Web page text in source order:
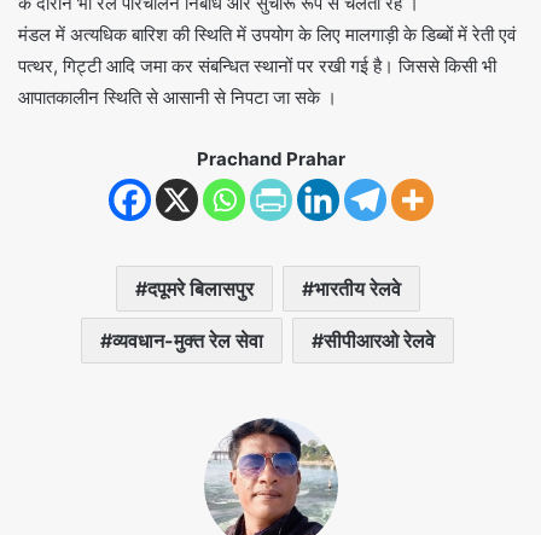
मंडल में अत्यधिक बारिश की स्थिति में उपयोग के लिए मालगाड़ी के डिब्बों में रेती एवं
पत्थर, गिट्टी आदि जमा कर संबन्धित स्थानों पर रखी गई है। जिससे किसी भी
आपातकालीन स्थिति से आसानी से निपटा जा सके ।
Prachand Prahar
दपूमरे बिलासपुर भारतीय रेलवे
व्यवधान-मुक्त रेल सेवा सीपीआरओ रेलवे